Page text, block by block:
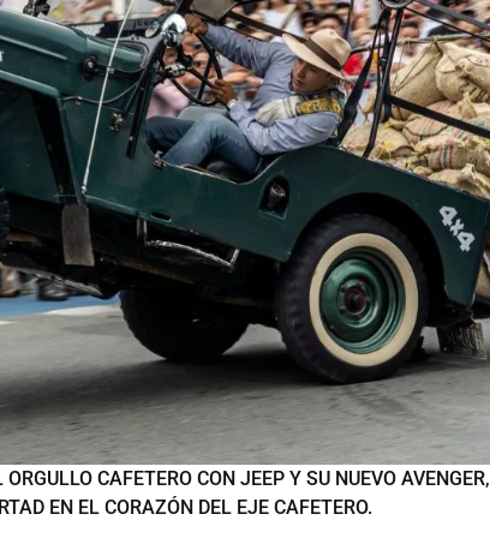
CAFETERO CON JEEP Y SU NUEVO AVENGER,
EN EL CORAZÓN DEL EJE CAFETERO.